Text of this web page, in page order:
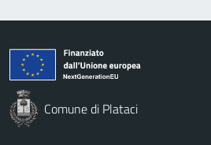
Comune di Plataci